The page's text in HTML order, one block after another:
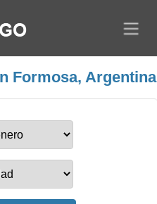
Formosa, Argentina